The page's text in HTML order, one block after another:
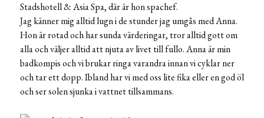
Stadshotell & Asia Spa, där är hon spachef.
Jag känner mig alltid lugn i de stunder jag umgås med Anna.
Hon är rotad och har sunda värderingar, tror alltid gott om
alla och väljer alltid att njuta av livet till fullo. Anna är min
badkompis och vi brukar ringa varandra innan vi cyklar ner
och tar ett dopp. Ibland har vi med oss lite fika eller en god öl
och ser solen sjunka i vattnet tillsammans.